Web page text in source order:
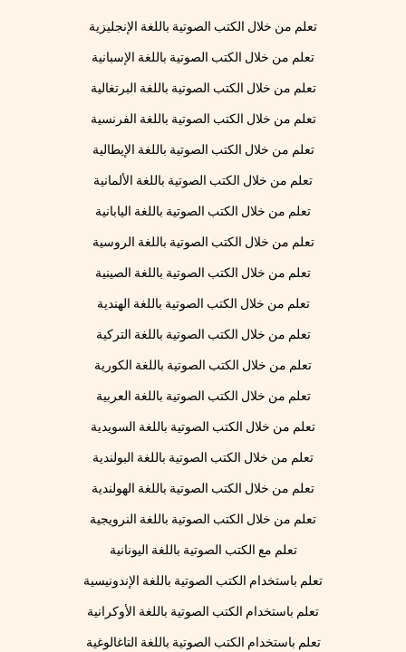
تعلم من خلال الكتب الصوتية باللغة الإنجليزية
تعلم من خلال الكتب الصوتية باللغة الإسبانية
تعلم من خلال الكتب الصوتية باللغة البرتغالية
تعلم من خلال الكتب الصوتية باللغة الفرنسية
تعلم من خلال الكتب الصوتية باللغة الإيطالية
تعلم من خلال الكتب الصوتية باللغة الألمانية
تعلم من خلال الكتب الصوتية باللغة اليابانية
تعلم من خلال الكتب الصوتية باللغة الروسية
تعلم من خلال الكتب الصوتية باللغة الصينية
تعلم من خلال الكتب الصوتية باللغة الهندية
تعلم من خلال الكتب الصوتية باللغة التركية
تعلم من خلال الكتب الصوتية باللغة الكورية
تعلم من خلال الكتب الصوتية باللغة العربية
تعلم من خلال الكتب الصوتية باللغة السويدية
تعلم من خلال الكتب الصوتية باللغة البولندية
تعلم من خلال الكتب الصوتية باللغة الهولندية
تعلم من خلال الكتب الصوتية باللغة النرويجية
تعلم مع الكتب الصوتية باللغة اليونانية
تعلم باستخدام الكتب الصوتية باللغة الإندونيسية
تعلم باستخدام الكتب الصوتية باللغة الأوكرانية
تعلم باستخدام الكتب الصوتية باللغة التاغالوغية